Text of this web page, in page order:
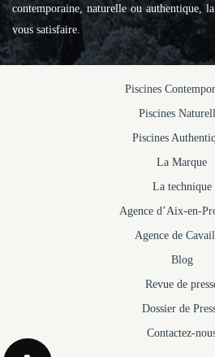
contemporaine, naturelle ou authentique,
vous satisfaire.
Piscines
Piscines
Piscines
La Marque
La technique
Agence d’Aix-en-
Agence de
Blog
Revue de
Dossier de
Contactez-